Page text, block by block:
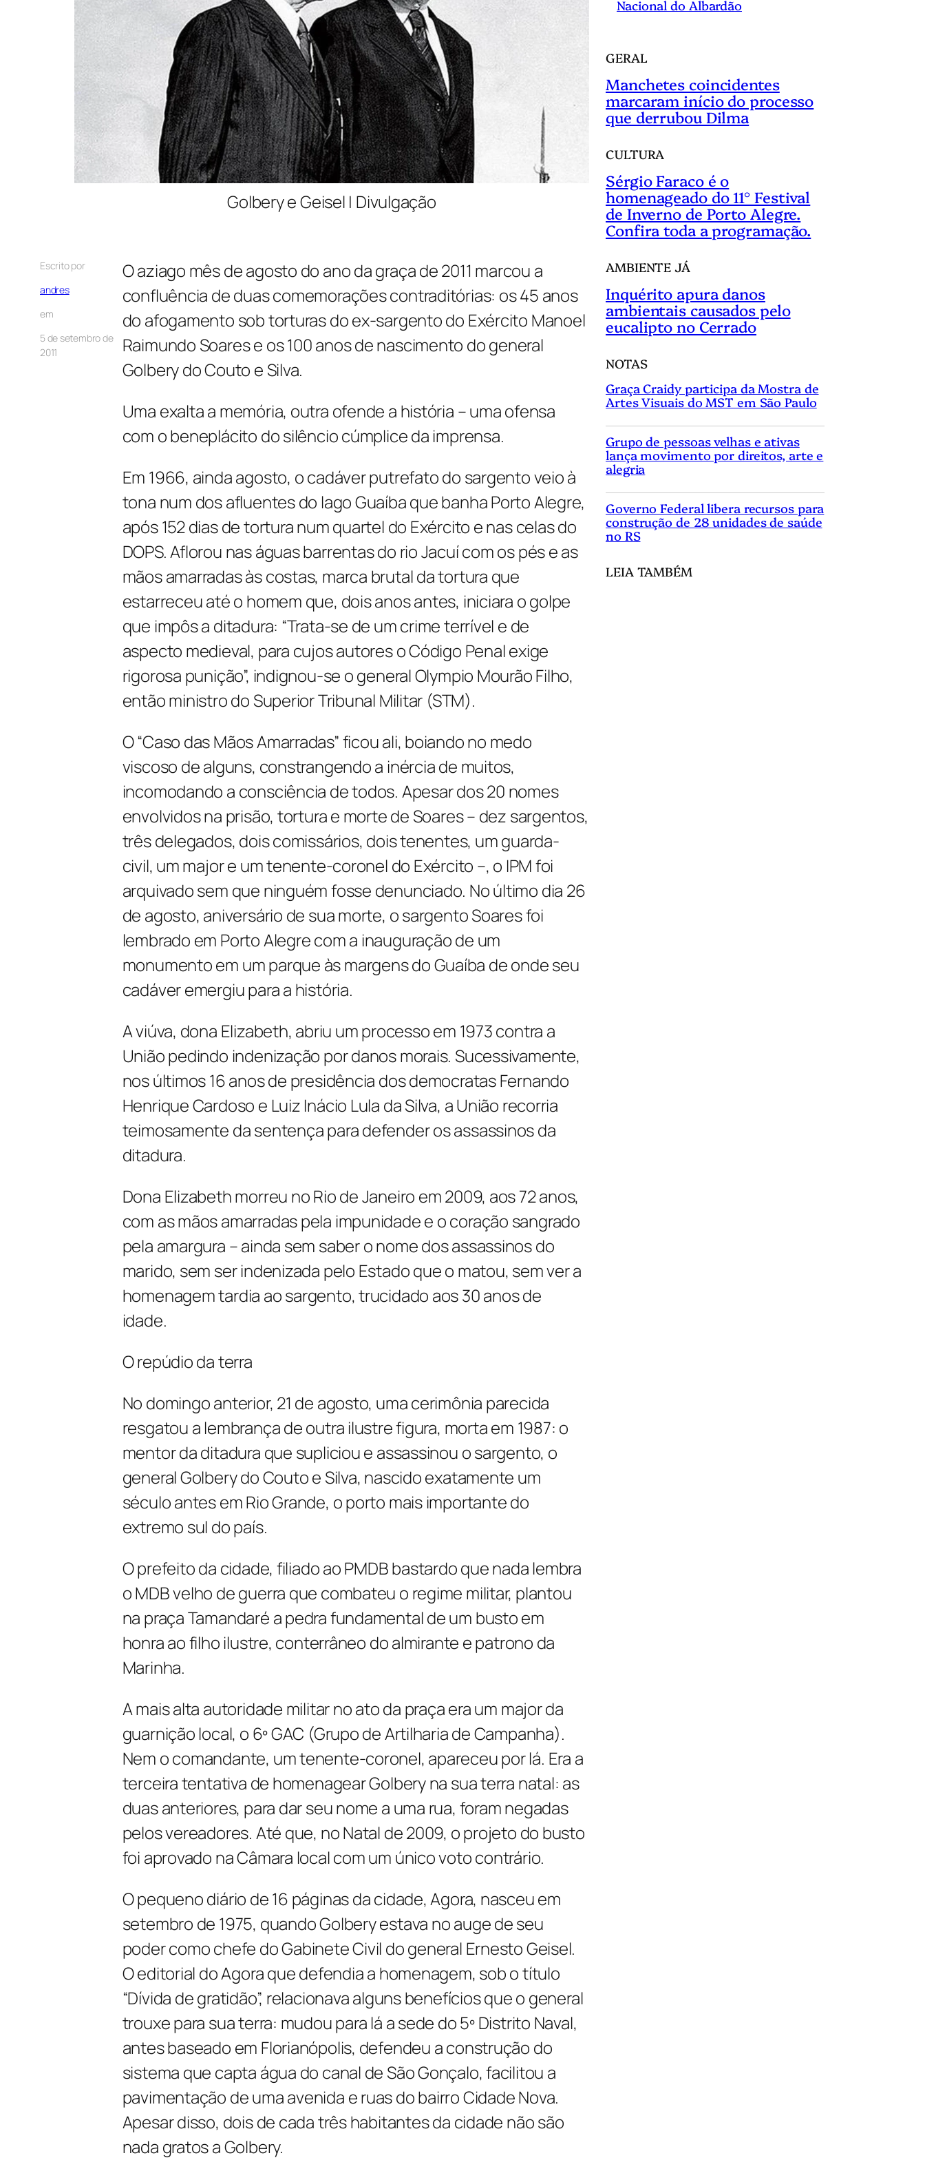
Golbery e Geisel | Divulgação
Escrito por
andres
em
5 de setembro de
2011
O aziago mês de agosto do ano da graça de 2011 marcou a
confluência de duas comemorações contraditórias: os 45 anos
do afogamento sob torturas do ex-sargento do Exército Manoel
Raimundo Soares e os 100 anos de nascimento do general
Golbery do Couto e Silva.
Uma exalta a memória, outra ofende a história – uma ofensa
com o beneplácito do silêncio cúmplice da imprensa.
Em 1966, ainda agosto, o cadáver putrefato do sargento veio à
tona num dos afluentes do lago Guaíba que banha Porto Alegre,
após 152 dias de tortura num quartel do Exército e nas celas do
DOPS. Aflorou nas águas barrentas do rio Jacuí com os pés e as
mãos amarradas às costas, marca brutal da tortura que
estarreceu até o homem que, dois anos antes, iniciara o golpe
que impôs a ditadura: “Trata-se de um crime terrível e de
aspecto medieval, para cujos autores o Código Penal exige
rigorosa punição”, indignou-se o general Olympio Mourão Filho,
então ministro do Superior Tribunal Militar (STM).
O “Caso das Mãos Amarradas” ficou ali, boiando no medo
viscoso de alguns, constrangendo a inércia de muitos,
incomodando a consciência de todos. Apesar dos 20 nomes
envolvidos na prisão, tortura e morte de Soares – dez sargentos,
três delegados, dois comissários, dois tenentes, um guarda-
civil, um major e um tenente-coronel do Exército –, o IPM foi
arquivado sem que ninguém fosse denunciado. No último dia 26
de agosto, aniversário de sua morte, o sargento Soares foi
lembrado em Porto Alegre com a inauguração de um
monumento em um parque às margens do Guaíba de onde seu
cadáver emergiu para a história.
A viúva, dona Elizabeth, abriu um processo em 1973 contra a
União pedindo indenização por danos morais. Sucessivamente,
nos últimos 16 anos de presidência dos democratas Fernando
Henrique Cardoso e Luiz Inácio Lula da Silva, a União recorria
teimosamente da sentença para defender os assassinos da
ditadura.
Dona Elizabeth morreu no Rio de Janeiro em 2009, aos 72 anos,
com as mãos amarradas pela impunidade e o coração sangrado
pela amargura – ainda sem saber o nome dos assassinos do
marido, sem ser indenizada pelo Estado que o matou, sem ver a
homenagem tardia ao sargento, trucidado aos 30 anos de
idade.
O repúdio da terra
No domingo anterior, 21 de agosto, uma cerimônia parecida
resgatou a lembrança de outra ilustre figura, morta em 1987: o
mentor da ditadura que supliciou e assassinou o sargento, o
general Golbery do Couto e Silva, nascido exatamente um
século antes em Rio Grande, o porto mais importante do
extremo sul do país.
O prefeito da cidade, filiado ao PMDB bastardo que nada lembra
o MDB velho de guerra que combateu o regime militar, plantou
na praça Tamandaré a pedra fundamental de um busto em
honra ao filho ilustre, conterrâneo do almirante e patrono da
Marinha.
A mais alta autoridade militar no ato da praça era um major da
guarnição local, o 6º GAC (Grupo de Artilharia de Campanha).
Nem o comandante, um tenente-coronel, apareceu por lá. Era a
terceira tentativa de homenagear Golbery na sua terra natal: as
duas anteriores, para dar seu nome a uma rua, foram negadas
pelos vereadores. Até que, no Natal de 2009, o projeto do busto
foi aprovado na Câmara local com um único voto contrário.
O pequeno diário de 16 páginas da cidade,Agora, nasceu em
setembro de 1975, quando Golbery estava no auge de seu
poder como chefe do Gabinete Civil do general Ernesto Geisel.
O editorial doAgoraque defendia a homenagem, sob o título
“Dívida de gratidão”, relacionava alguns benefícios que o general
trouxe para sua terra: mudou para lá a sede do 5º Distrito Naval,
antes baseado em Florianópolis, defendeu a construção do
sistema que capta água do canal de São Gonçalo, facilitou a
pavimentação de uma avenida e ruas do bairro Cidade Nova.
Apesar disso, dois de cada três habitantes da cidade não são
nada gratos a Golbery.
Nacional do Albardão
GERAL
Manchetes coincidentes
marcaram início do processo
que derrubou Dilma
CULTURA
Sérgio Faraco é o
homenageado do 11° Festival
de Inverno de Porto Alegre.
Confira toda a programação.
AMBIENTE JÁ
Inquérito apura danos
ambientais causados pelo
eucalipto no Cerrado
NOTAS
Graça Craidy participa da Mostra de
Artes Visuais do MST em São Paulo
Grupo de pessoas velhas e ativas
lança movimento por direitos, arte e
alegria
Governo Federal libera recursos para
construção de 28 unidades de saúde
no RS
LEIA TAMBÉM